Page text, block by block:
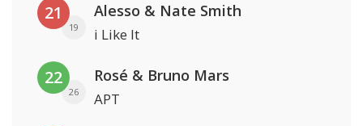
21
19
Alesso & Nate Smith
i Like It
22
26
Rosé & Bruno Mars
APT